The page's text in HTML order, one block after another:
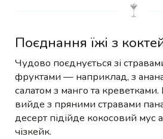
Поєднання їжі з
Чудово поєднується зі
фруктами — наприклад, з
салатом з манго та
вийде з пряними стравами
десерт підійде кокосовий мус
чізкейк.